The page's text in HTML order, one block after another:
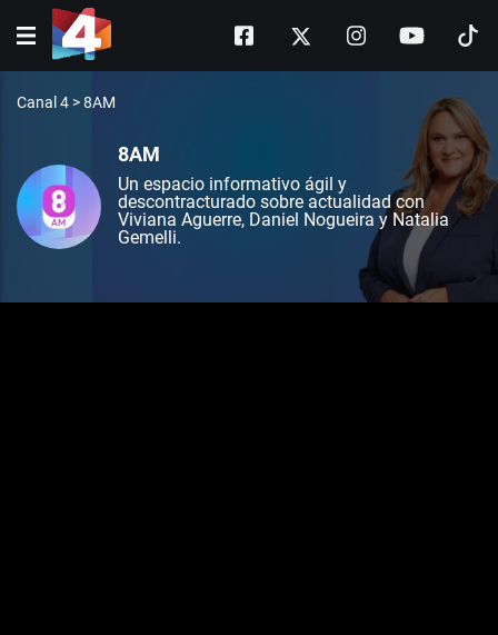
Canal 4 >8AM
8AM
Un espacio informativo ágil y
descontracturado sobre actualidad con
Viviana Aguerre, Daniel Nogueira y Natalia
Gemelli.